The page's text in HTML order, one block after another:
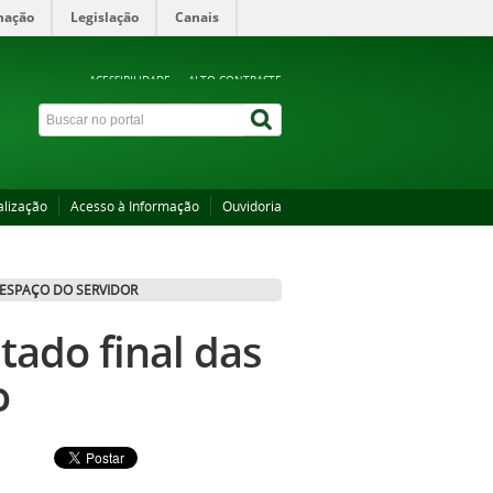
Legislação Canais
ACESSIBILIDADE ALTO CONTRASTE
Acesso à Informação Ouvidoria
ESPAÇO DO SERVIDOR
final das